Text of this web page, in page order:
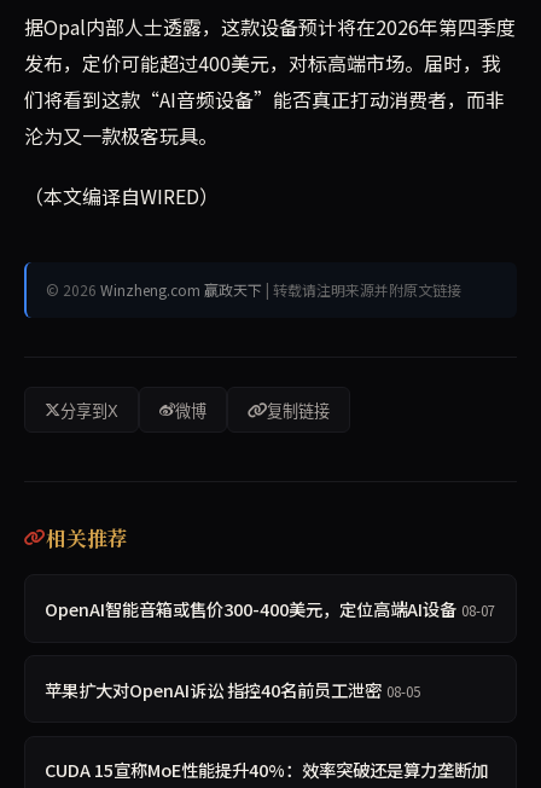
据Opal内部人士透露，这款设备预计将在2026年第四季度
发布，定价可能超过400美元，对标高端市场。届时，我
们将看到这款“AI音频设备”能否真正打动消费者，而非
沦为又一款极客玩具。
（本文编译自WIRED）
© 2026 Winzheng.com 赢政天下 | 转载请注明来源并附原文链接
分享到X 微博 复制链接
相关推荐
OpenAI智能音箱或售价300-400美元，定位高端AI设备 08-07
苹果扩大对OpenAI诉讼 指控40名前员工泄密 08-05
CUDA 15宣称MoE性能提升40%：效率突破还是算力垄断加